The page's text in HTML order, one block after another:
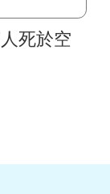
死於空